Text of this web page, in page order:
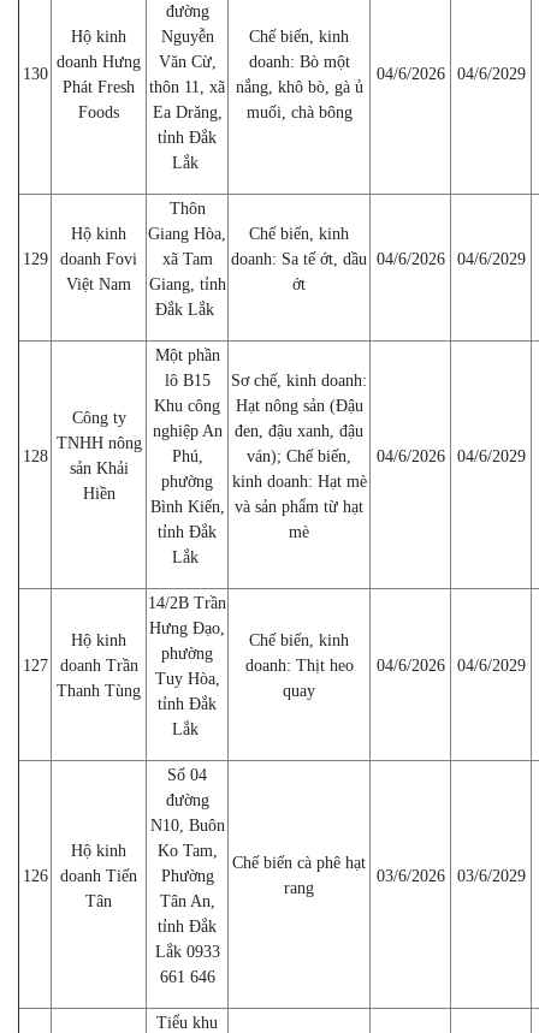
130
Hộ kinh
doanh Hưng
Phát Fresh
Foods
đường
Nguyễn
Văn Cừ,
thôn 11, xã
Ea Drăng,
tỉnh Đắk
Lắk
Chế biến, kinh
doanh: Bò một
nắng, khô bò, gà ủ
muối, chà bông
04/6/2026 04/6/2029
129
Hộ kinh
doanh Fovi
Việt Nam
Thôn
Giang Hòa,
xã Tam
Giang, tỉnh
Đắk Lắk
Chế biến, kinh
doanh: Sa tế ớt, dầu
ớt
04/6/2026 04/6/2029
128
Công ty
TNHH nông
sản Khải
Hiền
Một phần
lô B15
Khu công
nghiệp An
Phú,
phường
Bình Kiến,
tỉnh Đắk
Lắk
Sơ chế, kinh doanh:
Hạt nông sản (Đậu
đen, đậu xanh, đậu
ván); Chế biến,
kinh doanh: Hạt mè
và sản phẩm từ hạt
mè
04/6/2026 04/6/2029
127
Hộ kinh
doanh Trần
Thanh Tùng
14/2B Trần
Hưng Đạo,
phường
Tuy Hòa,
tỉnh Đắk
Lắk
Chế biến, kinh
doanh: Thịt heo
quay
04/6/2026 04/6/2029
126
Hộ kinh
doanh Tiến
Tân
Số 04
đường
N10, Buôn
Ko Tam,
Phường
Tân An,
tỉnh Đắk
Lắk 0933
661 646
Chế biến cà phê hạt
rang
03/6/2026 03/6/2029
Tiểu khu